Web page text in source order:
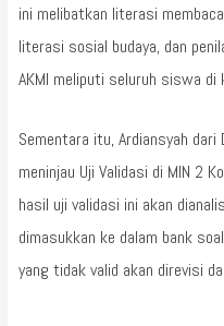
ini melibatkan literasi
literasi sosial budaya, dan
AKMI meliputi seluruh siswa di
Sementara itu, Ardiansyah
meninjau Uji Validasi di MIN 2
hasil uji validasi ini akan
dimasukkan ke dalam bank
yang tidak valid akan direvisi